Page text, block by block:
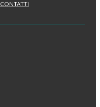
CONTATTI